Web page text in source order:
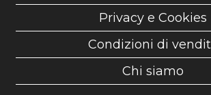
Privacy e Cookies
Condizioni di
Chi siamo